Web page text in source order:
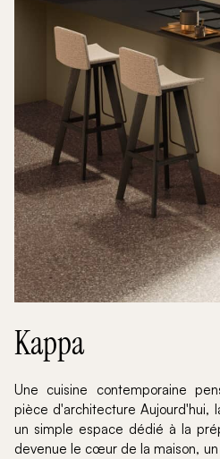
Kappa
Une cuisine contemporaine
pièce d'architecture Aujourd'hui,
un simple espace dédié à la
devenue le cœur de la maison,